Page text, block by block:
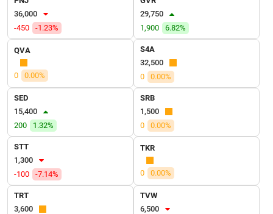
36,000
-450
-1.23%
29,750
1,900
6.82%
QVA
0 0.00%
S4A
32,500
0
0.00%
SED
15,400
200
1.32%
SRB
1,500
0
0.00%
STT
1,300
-100
-7.14%
TKR
0 0.00%
TRT
3,600
TVW
6,500
VỤ
TRUYỀN
THÔNG
TIỆN
BẤT
ĐỘNG
SẢN